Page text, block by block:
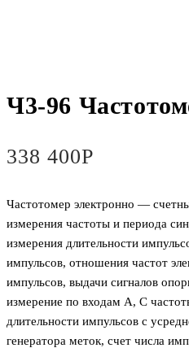
Ч3-96
338 400Р
Частотомер электронно —
измерения частоты и периода
измерения длительности
импульсов, отношения частот
импульсов, выдачи сигналов
измерение по входам А, С
длительности импульсов с
генератора меток, счет числа